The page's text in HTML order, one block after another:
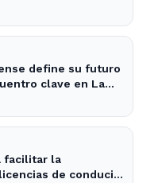
define su futuro
clave en La
facilitar la
de conducir